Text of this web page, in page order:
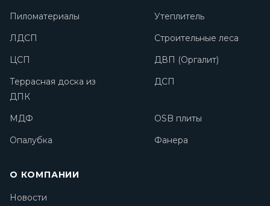
Пиломатериалы
Утеплитель
ЛДСП
Строительные леса
ЦСП
ДВП (Оргалит)
Террасная доска из
ДПК
ДСП
МДФ
OSB плиты
Опалубка
Фанера
О КОМПАНИИ
Новости